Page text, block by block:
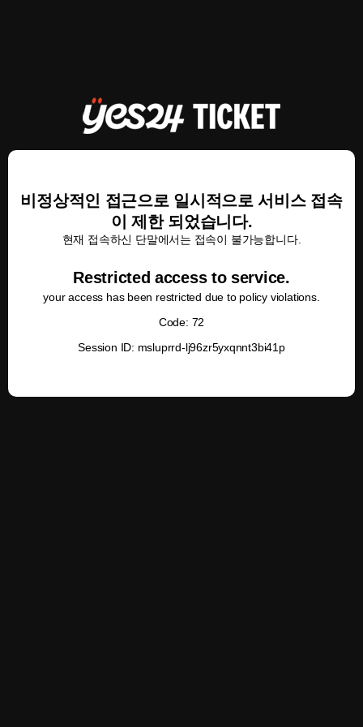
비정상적인 접근으로 일시적으로 서비스 접속
이 제한 되었습니다.
현재 접속하신 단말에서는 접속이 불가능합니다.
Restricted access to service.
your access has been restricted due to policy violations.
Code: 72
Session ID: msluprrd-lj96zr5yxqnnt3bi41p